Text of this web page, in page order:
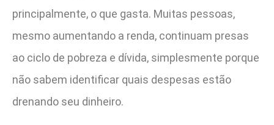
principalmente, o que gasta. Muitas pessoas,
mesmo aumentando a renda, continuam presas
ao ciclo de pobreza e dívida, simplesmente porque
não sabem identificar quais despesas estão
drenando seu dinheiro.